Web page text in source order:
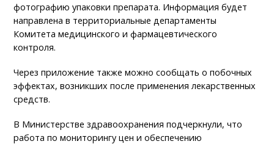
фотографию упаковки препарата. Информация будет
направлена в территориальные департаменты
Комитета медицинского и фармацевтического
контроля.
Через приложение также можно сообщать о побочных
эффектах, возникших после применения лекарственных
средств.
В Министерстве здравоохранения подчеркнули, что
работа по мониторингу цен и обеспечению